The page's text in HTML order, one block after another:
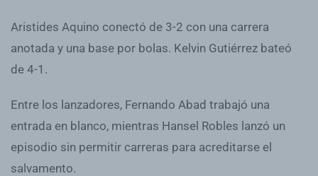
Aristides Aquino conectó de 3-2 con una carrera
anotada y una base por bolas. Kelvin Gutiérrez bateó
de 4-1.
Entre los lanzadores, Fernando Abad trabajó una
entrada en blanco, mientras Hansel Robles lanzó un
episodio sin permitir carreras para acreditarse el
salvamento.